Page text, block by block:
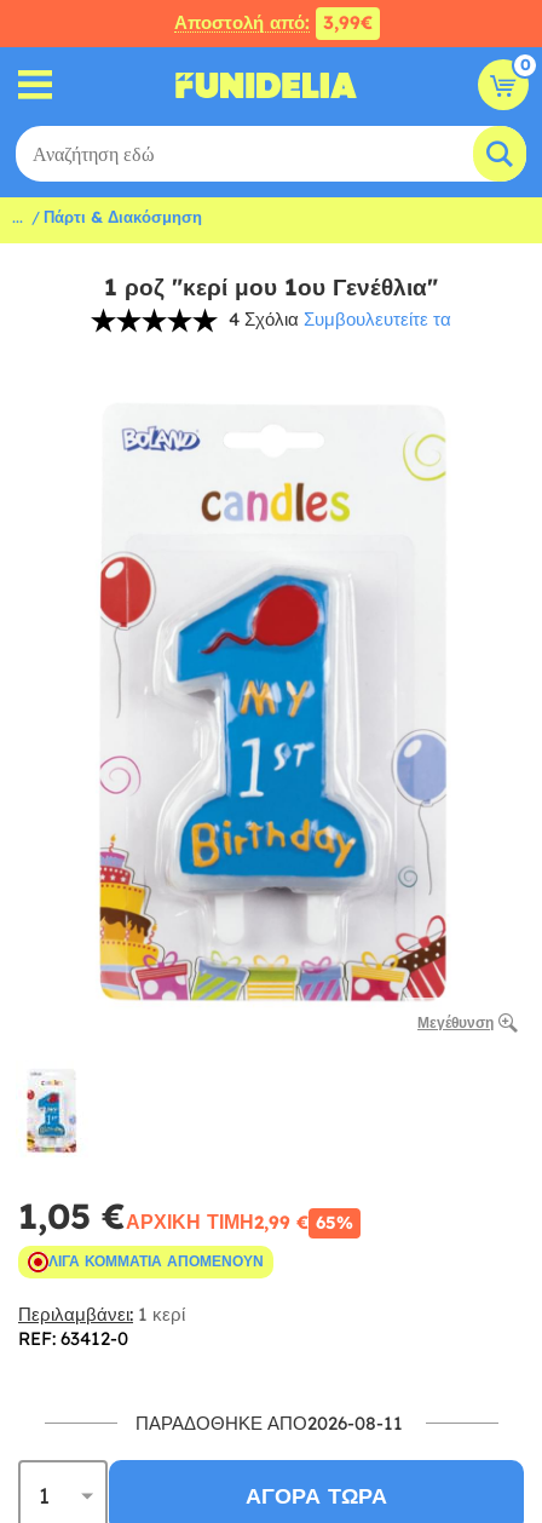
Αποστολή από: 3,99€
0
... Πάρτι & Διακόσμηση
1 ροζ "κερί μου 1ου Γενέθλια"
4 Σχόλια Συμβουλευτείτε τα
Μεγέθυνση
1,05 €ΑΡΧΙΚΉ ΤΙΜΉ2,99 € 65%
ΛΊΓΑ ΚΟΜΜΆΤΙΑ ΑΠΟΜΈΝΟΥΝ
Περιλαμβάνει: 1 κερί
REF: 63412-0
ΠΑΡΑΔΌΘΗΚΕ ΑΠΌ2026-08-11
ΑΓΟΡΆ ΤΏΡΑ